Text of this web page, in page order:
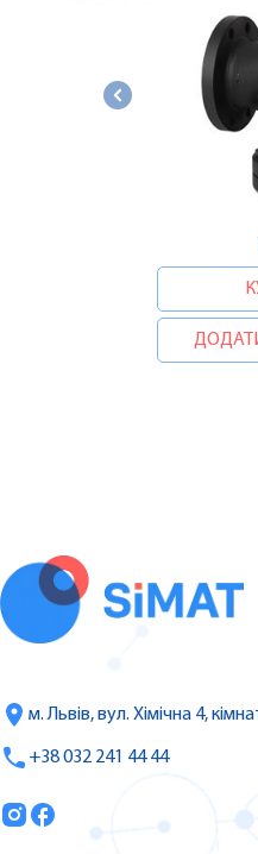
м. Львів, вул. Хімічна 4,
+38 032 241 44 44